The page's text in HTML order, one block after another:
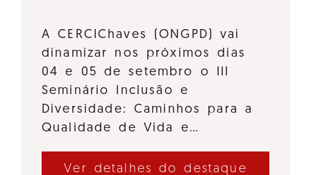
A CERCIChaves (ONGPD) vai
dinamizar nos próximos dias
04 e 05 de setembro o III
Seminário Inclusão e
Diversidade: Caminhos para a
Qualidade de Vida e…
Ver detalhes do destaque